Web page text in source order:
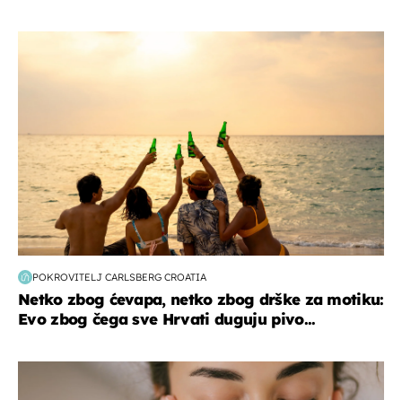
POKROVITELJ CARLSBERG CROATIA
Netko zbog ćevapa, netko zbog drške za motiku:
Evo zbog čega sve Hrvati duguju pivo...
moda & ljepota